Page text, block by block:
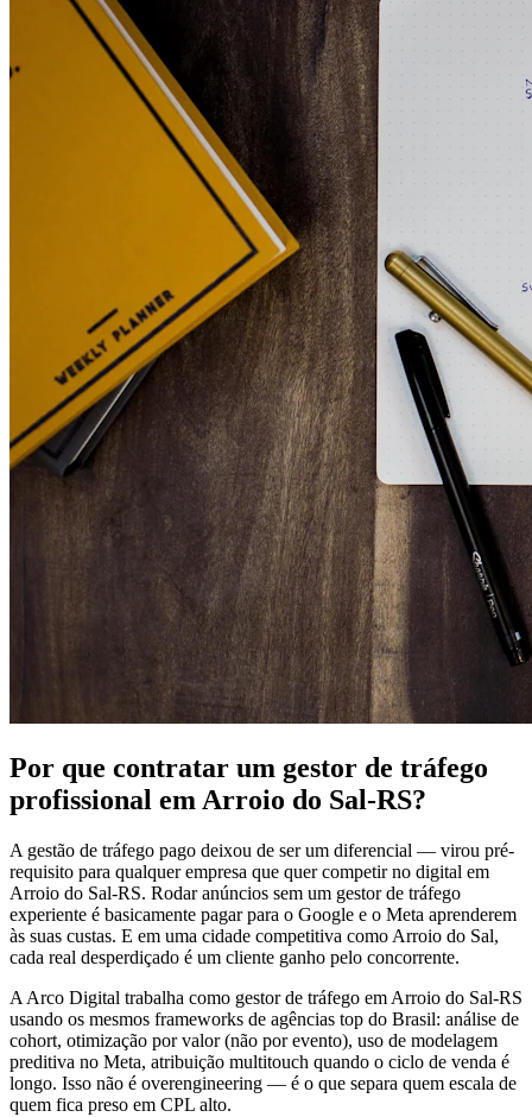
Por que contratar um gestor de tráfego
profissional em Arroio do Sal-RS?
A gestão de tráfego pago deixou de ser um diferencial — virou pré-
requisito para qualquer empresa que quer competir no digital em
Arroio do Sal-RS. Rodar anúncios sem um gestor de tráfego
experiente é basicamente pagar para o Google e o Meta aprenderem
às suas custas. E em uma cidade competitiva como Arroio do Sal,
cada real desperdiçado é um cliente ganho pelo concorrente.
A Arco Digital trabalha como gestor de tráfego em Arroio do Sal-RS
usando os mesmos frameworks de agências top do Brasil: análise de
cohort, otimização por valor (não por evento), uso de modelagem
preditiva no Meta, atribuição multitouch quando o ciclo de venda é
longo. Isso não é overengineering — é o que separa quem escala de
quem fica preso em CPL alto.